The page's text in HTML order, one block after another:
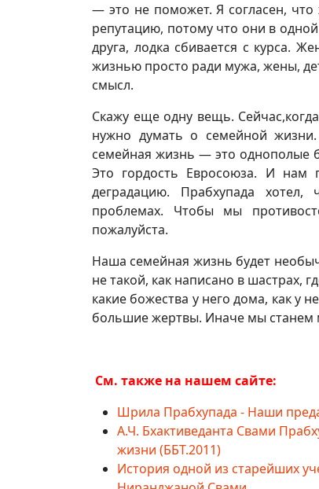
— это не поможет. Я согласен,
репутацию, потому что они в
друга, лодка сбивается с курса.
жизнью просто ради мужа, жены,
смысл.
Скажу еще одну вещь.
нужно думать о семейной
семейная жизнь — это однополые
Это гордость Евросоюза. И нам
деградацию. Прабхупада
проблемах. Чтобы мы
пожалуйста.
Наша семейная жизнь будет
не такой, как написано в шастрах,
какие божества у него дома, как у
большие жертвы. Иначе мы станем
См. также на нашем сайте:
Шрила Прабхупада - Наши
А.Ч. Бхактиведанта Свами
жизни (ББТ.2011)
История одной из старейших